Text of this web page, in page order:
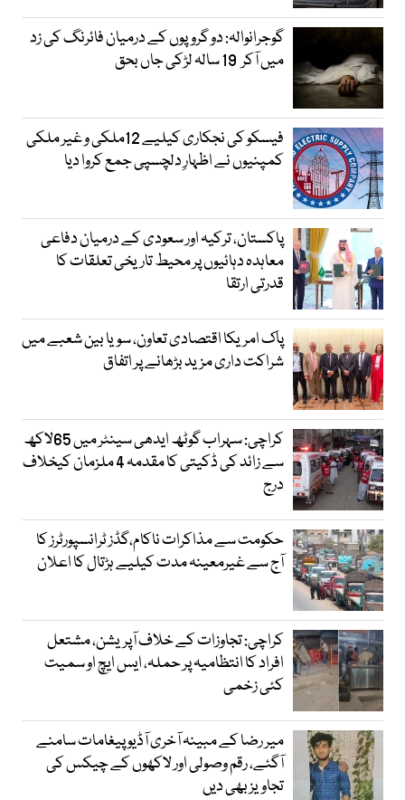
گوجرانوالہ: دو گروپوں کے درمیان فائرنگ کی زد
میں آکر 19 سالہ لڑکی جاں بحق
فیسکو کی نجکاری کیلیے 12ملکی و غیر ملکی
کمپنیوں نے اظہارِ دلچسپی جمع کروا دیا
پاکستان، ترکیہ اور سعودی کے درمیان دفاعی
معاہدہ دہائیوں پر محیط تاریخی تعلقات کا
قدرتی ارتقا
پاک امریکا اقتصادی تعاون، سویا بین شعبے میں
شراکت داری مزید بڑھانے پر اتفاق
کراچی: سہراب گوٹھ ایدھی سینٹر میں 65لاکھ
سے زائد کی ڈکیتی کا مقدمہ 4 ملزمان کیخلاف
درج
حکومت سے مذاکرات ناکام،گڈز ٹرانسپورٹرز کا
آج سے غیرمعینہ مدت کیلیے ہڑتال کا اعلان
کراچی: تجاوزات کے خلاف آپریشن، مشتعل
افراد کا انتظامیہ پر حملہ، ایس ایچ او سمیت
کئی زخمی
میر رضا کے مبینہ آخری آڈیو پیغامات سامنے
آگئے، رقم وصولی اور لاکھوں کے چیکس کی
تجاویز بھی دیں